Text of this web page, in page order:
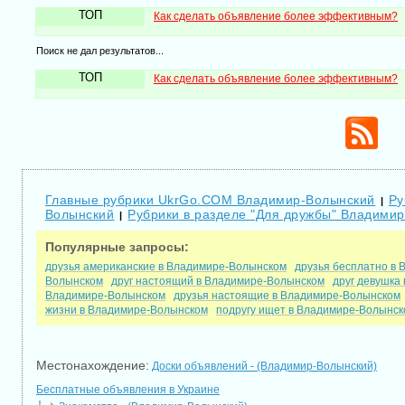
ТОП Как сделать объявление более эффективным?
Поиск не дал результатов...
ТОП Как сделать объявление более эффективным?
Главные рубрики UkrGo.COM Владимир-Волынский |
Волынский | Рубрики в разделе "Для дружбы"
Популярные запросы:
друзья американские в Владимире-Волынском
друзья бесплатно в
Волынском
друг настоящий в Владимире-Волынском
друг
Владимире-Волынском
друзья настоящие в Владимире-Волынском
жизни в Владимире-Волынском
подругу ищет в Владимире-
Местонахождение: Доски объявлений - (Владимир-Волынский)
Бесплатные объявления в Украине